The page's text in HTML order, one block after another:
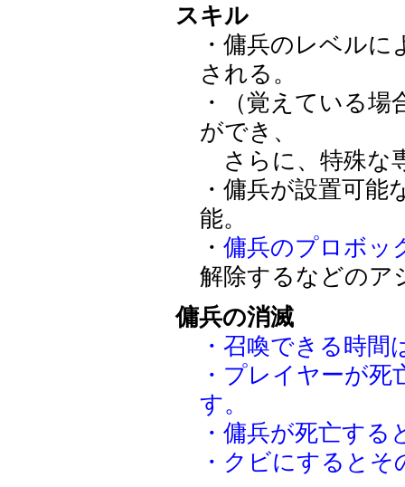
スキル
・傭兵のレベル
される。
・（覚えている
ができ、
さらに、特殊な
・傭兵が設置可
能。
・傭兵のプロボッ
解除するなどのア
傭兵の消滅
・召喚できる時
・プレイヤーが
す。
・傭兵が死亡す
・クビにすると